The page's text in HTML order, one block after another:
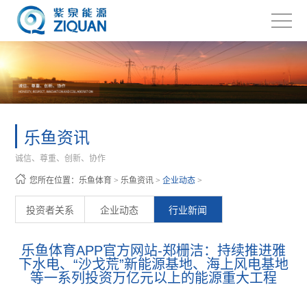
乐鱼资讯
诚信、尊重、创新、协作
您所在位置：乐鱼体育 >乐鱼资讯 >企业动态 >
投资者关系 企业动态 行业新闻
乐鱼体育APP官方网站-郑栅洁：持续推进雅
下水电、“沙戈荒”新能源基地、海上风电基地
等一系列投资万亿元以上的能源重大工程